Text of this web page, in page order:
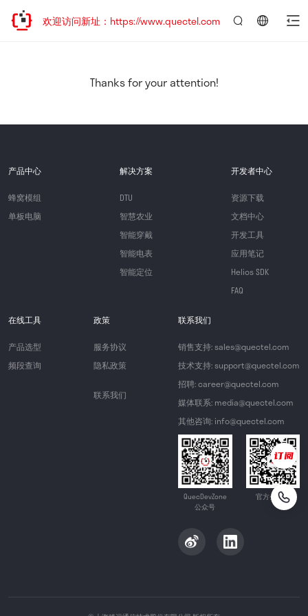
迁移，欢迎访问新址：https://www.quectel.com.cn
Thanks for your attention!
产品中心
蜂窝模组
单板电脑
解决方案
DTU
智慧农业
智能穿戴
智能电表
智能定位
开发者中心
资源下载
文档中心
开发工具
应用笔记
Helios SDK
FAQ
在线工具
产品选型
频段查询
政策
服务协议
隐私政策
联系我们
联系我们
销售支持: sales@quectel.com
技术支持: support@quectel.com
招聘: career@quectel.com
媒体联系: media@quectel.com
其他咨询: info@quectel.com
QuecDevZone
公众号
官方公众号